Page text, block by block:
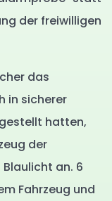
der freiwilligen
das
in sicherer
hatten,
der
an. 6
Fahrzeug und